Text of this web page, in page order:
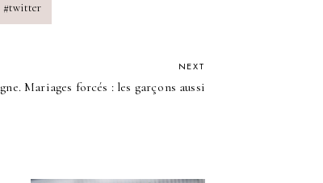
#twitter
NEXT
Mariages forcés : les garçons aussi